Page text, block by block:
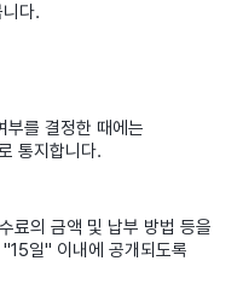
다.
부를 결정한 때에는
로 통지합니다.
료의 금액 및 납부 방법 등을
일" 이내에 공개되도록